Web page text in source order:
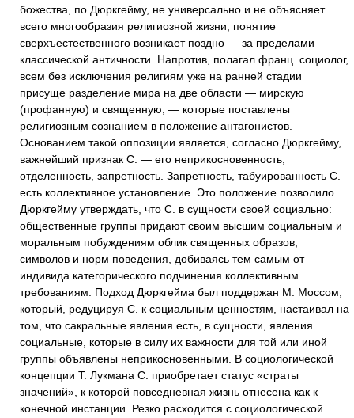
божества, по Дюркгейму, не универсально и не объясняет
всего многообразия религиозной жизни; понятие
сверхъестественного возникает поздно — за пределами
классической античности. Напротив, полагал франц. социолог,
всем без исключения религиям уже на ранней стадии
присуще разделение мира на две области — мирскую
(профанную) и священную, — которые поставлены
религиозным сознанием в положение антагонистов.
Основанием такой оппозиции является, согласно Дюркгейму,
важнейший признак С. — его неприкосновенность,
отделенность, запретность. Запретность, табуированность С.
есть коллективное установление. Это положение позволило
Дюркгейму утверждать, что С. в сущности своей социально:
общественные группы придают своим высшим социальным и
моральным побуждениям облик священных образов,
символов и норм поведения, добиваясь тем самым от
индивида категорического подчинения коллективным
требованиям. Подход Дюркгейма был поддержан М. Моссом,
который, редуцируя С. к социальным ценностям, настаивал на
том, что сакральные явления есть, в сущности, явления
социальные, которые в силу их важности для той или иной
группы объявлены неприкосновенными. В социологической
концепции Т. Лукмана С. приобретает статус «страты
значений», к которой повседневная жизнь отнесена как к
конечной инстанции. Резко расходится с социологической